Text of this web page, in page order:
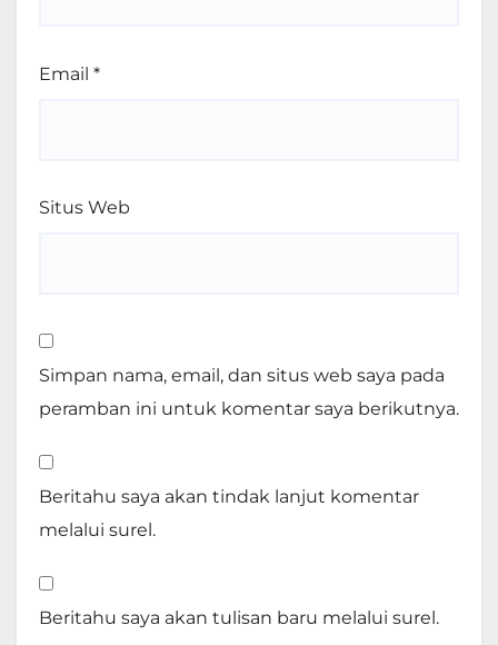
Email *
Situs Web
Simpan nama, email, dan situs web saya pada
peramban ini untuk komentar saya berikutnya.
Beritahu saya akan tindak lanjut komentar
melalui surel.
Beritahu saya akan tulisan baru melalui surel.